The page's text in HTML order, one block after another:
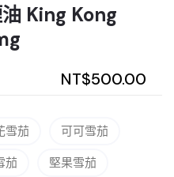
King Kong
NT$500.00
雪茄
可可雪茄
茄 堅果雪茄